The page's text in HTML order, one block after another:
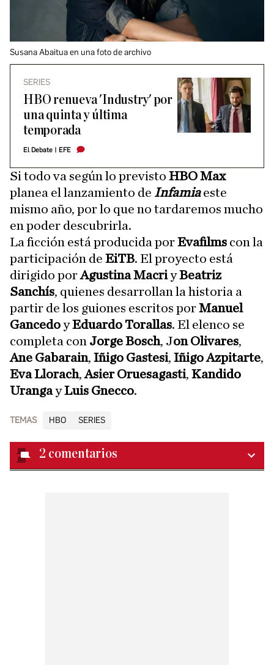
Susana Abaitua en una foto de archivo
SERIES
HBO renueva 'Industry' por
una quinta y última
temporada
El Debate | EFE
Si todo va según lo previsto HBO Max
planea el lanzamiento de Infamiaeste
mismo año, por lo que no tardaremos mucho
en poder descubrirla.
La ficción está producida porEvafilms con la
participación de EiTB. El proyecto está
dirigido porAgustina MacriyBeatriz
Sanchís, quienes desarrollan la historia a
partir de los guiones escritos porManuel
GancedoyEduardo Torallas. El elenco se
completa con Jorge Bosch, Jon Olivares,
Ane Gabarain, Iñigo Gastesi, Iñigo Azpitarte,
Eva Llorach,Asier Oruesagasti, Kandido
UrangayLuis Gnecco.
TEMAS HBO SERIES
2 comentarios